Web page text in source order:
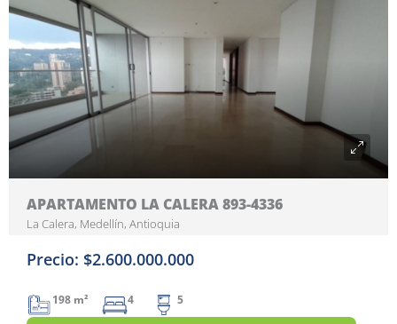
APARTAMENTO LA CALERA 893-4336
La Calera, Medellín, Antioquia
Precio: $2.600.000.000
198 m² 4 5